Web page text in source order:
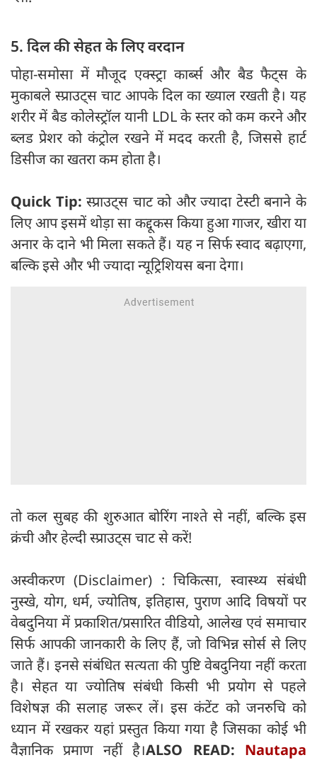
5. दिल की सेहत के लिए वरदान
पोहा-समोसा में मौजूद एक्स्ट्रा कार्ब्स और बैड फैट्स के
मुकाबले स्प्राउट्स चाट आपके दिल का ख्याल रखती है। यह
शरीर में बैड कोलेस्ट्रॉल यानी LDL के स्तर को कम करने और
ब्लड प्रेशर को कंट्रोल रखने में मदद करती है, जिससे हार्ट
डिसीज का खतरा कम होता है।
Quick Tip:स्प्राउट्स चाट को और ज्यादा टेस्टी बनाने के
लिए आप इसमें थोड़ा सा कद्दूकस किया हुआ गाजर, खीरा या
अनार के दाने भी मिला सकते हैं। यह न सिर्फ स्वाद बढ़ाएगा,
बल्कि इसे और भी ज्यादा न्यूट्रिशियस बना देगा।
तो कल सुबह की शुरुआत बोरिंग नाश्ते से नहीं, बल्कि इस
क्रंची और हेल्दी स्प्राउट्स चाट से करें!
अस्वीकरण (Disclaimer) : चिकित्सा, स्वास्थ्य संबंधी
नुस्खे, योग, धर्म, ज्योतिष, इतिहास, पुराण आदि विषयों पर
वेबदुनिया में प्रकाशित/प्रसारित वीडियो, आलेख एवं समाचार
सिर्फ आपकी जानकारी के लिए हैं, जो विभिन्न सोर्स से लिए
जाते हैं। इनसे संबंधित सत्यता की पुष्टि वेबदुनिया नहीं करता
है। सेहत या ज्योतिष संबंधी किसी भी प्रयोग से पहले
विशेषज्ञ की सलाह जरूर लें। इस कंटेंट को जनरुचि को
ध्यान में रखकर यहां प्रस्तुत किया गया है जिसका कोई भी
वैज्ञानिक प्रमाण नहीं है।ALSO READ: Nautapa